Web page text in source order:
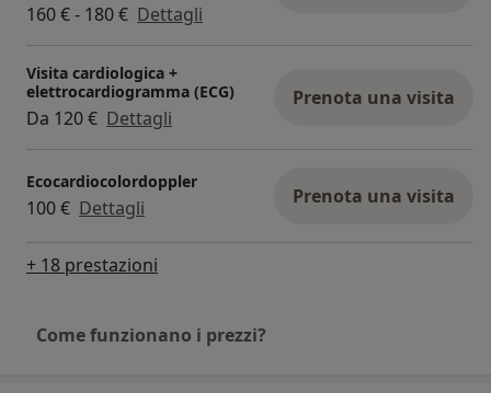
160 € - 180 € Dettagli
Visita cardiologica +
elettrocardiogramma (ECG)
Da 120 € Dettagli
Prenota una visita
Ecocardiocolordoppler
100 € Dettagli Prenota una visita
+ 18 prestazioni
Come funzionano i prezzi?